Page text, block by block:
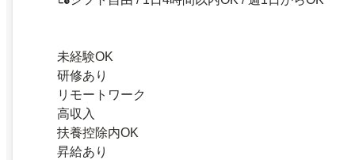
未経験OK
研修あり
リモートワーク
高収入
扶養控除内OK
昇給あり